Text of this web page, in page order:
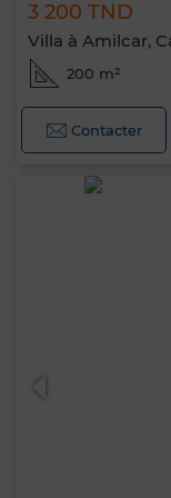
3 200 TND
Villa à Amilcar,
200 m²
Contacter